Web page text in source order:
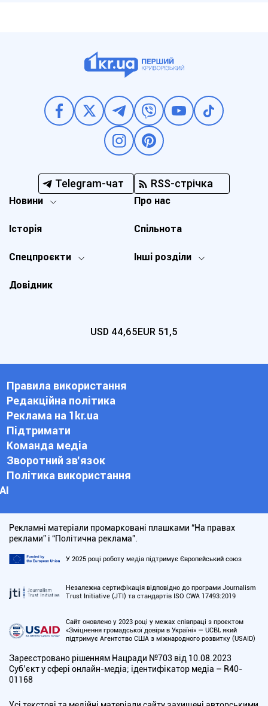
Telegram-чат RSS-стрічка
Новини
Спецпроєкти Інші розділи
Історія
Про нас
Довідник
Спільнота
USD 44,65EUR 51,5
Правила використання
Редакційна політика
Реклама на 1kr.ua
Підтримати
Команда медіа
Зворотний зв'язок
Політика використання
АІ
Рекламні матеріали промарковані плашками “На правах
реклами” і “Політична реклама”.
У 2025 році роботу медіа підтримує Європейський союз
Незалежна сертифікація відповідно до програми Journalism
Trust Initiative (JTI) та стандартів ISO CWA 17493:2019
Сайт оновлено у 2023 році у межах співпраці з проєктом
«Зміцнення громадської довіри в Україні» — UCBI, який
підтримує Агентство США з міжнародного розвитку (USAID)
Зареєстровано рішенням Нацради №703 від 10.08.2023
Cуб’єкт у сфері онлайн-медіа; ідентифікатор медіа – R40-
01168